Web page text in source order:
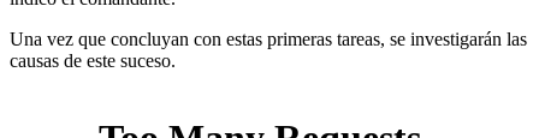
Una vez que concluyan con estas primeras tareas, se investigarán las
causas de este suceso.